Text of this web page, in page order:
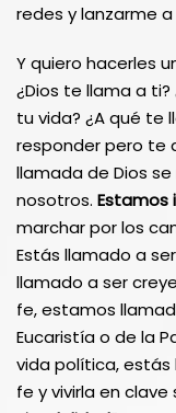
redes y lanzarme
Y quiero hacerles
¿Dios te llama a
tu vida? ¿A qué te
responder pero te
llamada de Dios
nosotros. Estamos
marchar por los
Estás llamado a
llamado a ser
fe, estamos
Eucaristía o de la
vida política,
fe y vivirla en clave